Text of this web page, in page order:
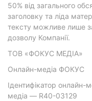
50% від загального
заголовку та ліда
тексту можливе лише
дозволу Компанії.
ТОВ «ФОКУС МЕДІА»
Онлайн-медіа ФОКУС
Ідентифікатор онлайн-
медіа — R40-03129